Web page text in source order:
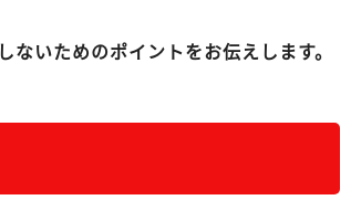
いためのポイントをお伝えします。